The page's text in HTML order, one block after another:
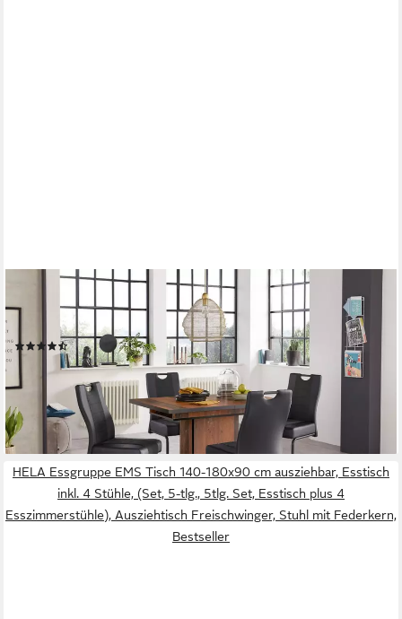
Essgruppe, (Set, 5-tlg), bestehend aus 4x Erika Stuhl & 1x Ariana
Tisch ausziehbar
(38)
399,99 € UVP824,99 €
-52%
lieferbar in 4 Wochen
HELA Essgruppe EMS Tisch 140-180x90 cm ausziehbar, Esstisch
inkl. 4 Stühle, (Set, 5-tlg., 5tlg. Set, Esstisch plus 4
Esszimmerstühle), Ausziehtisch Freischwinger, Stuhl mit Federkern,
Bestseller